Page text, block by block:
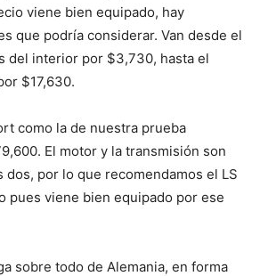
viene bien equipado, hay
que podría considerar. Van desde el
del interior por $3,730, hasta el
$17,630.
como la de nuestra prueba
El motor y la transmisión son
dos, por lo que recomendamos el LS
pues viene bien equipado por ese
sobre todo de Alemania, en forma